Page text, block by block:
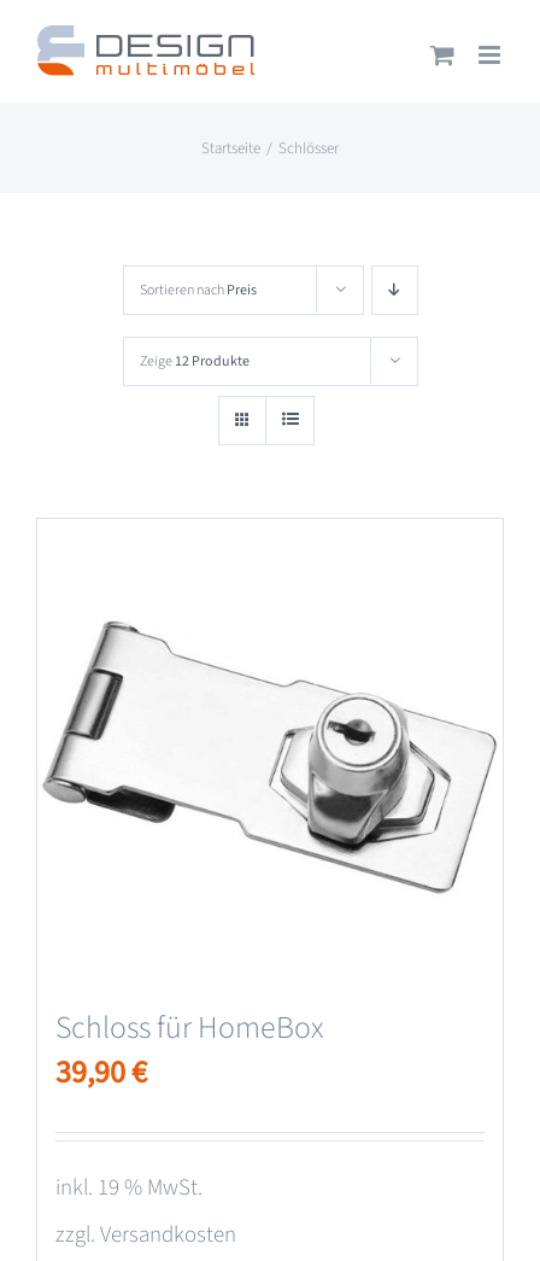
Zum
Inhalt
Startseite Schlösser
Sortieren nachPreis
Zeige12 Produkte
Schloss für HomeBox
39,90€
inkl. 19 % MwSt.
zzgl.Versandkosten